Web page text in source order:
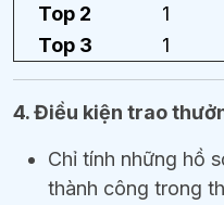
Top 2
1
Top 3
1
4. Điều kiện trao
Chỉ tính những hồ
thành công trong